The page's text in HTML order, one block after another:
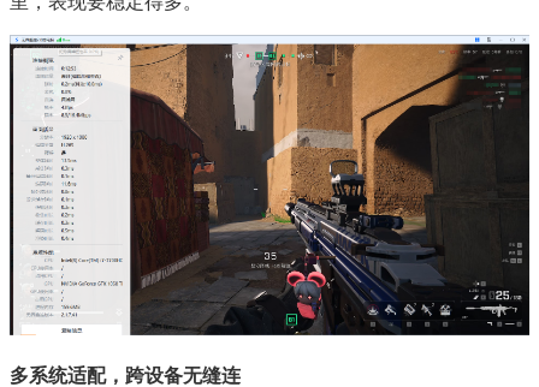
多系统适配，跨设备无缝连